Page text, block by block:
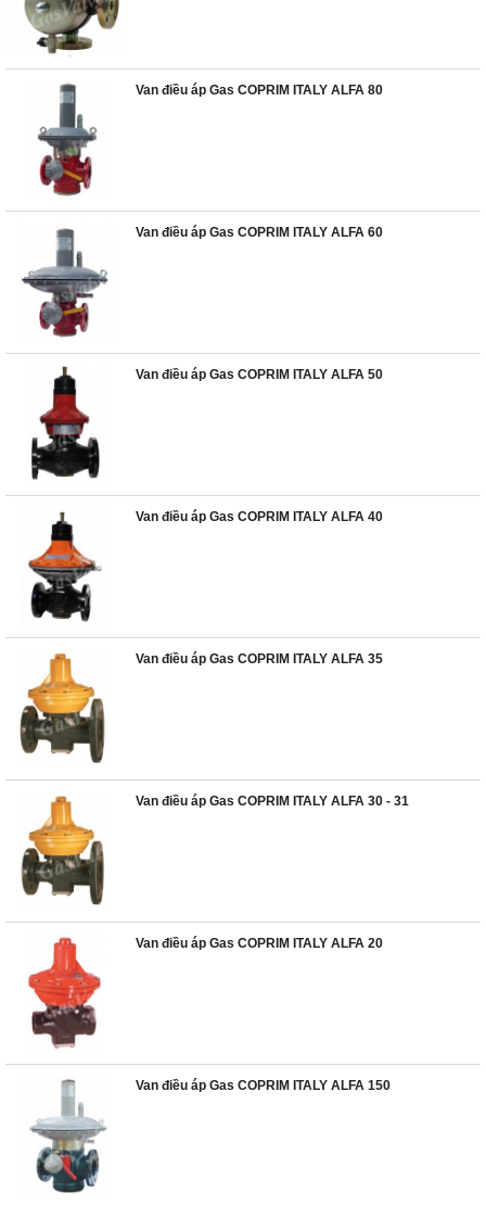
Van điều áp Gas COPRIM ITALY ALFA 80
Van điều áp Gas COPRIM ITALY ALFA 60
Van điều áp Gas COPRIM ITALY ALFA 50
Van điều áp Gas COPRIM ITALY ALFA 40
Van điều áp Gas COPRIM ITALY ALFA 35
Van điều áp Gas COPRIM ITALY ALFA 30 - 31
Van điều áp Gas COPRIM ITALY ALFA 20
Van điều áp Gas COPRIM ITALY ALFA 150